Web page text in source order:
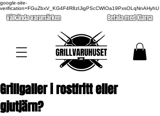
google-site-
verification=FGuZbxV_KG4F4R8zIJigPScCWIOa19PxsOLqNnAHyhU
Välkända varumärken Betala med Klarna
Grillgaller i rostfritt eller
gjutjärn?